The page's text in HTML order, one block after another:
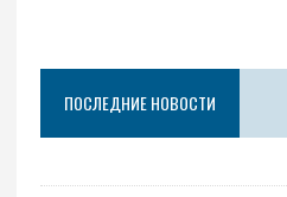
ПОСЛЕДНИЕ НОВОСТИ